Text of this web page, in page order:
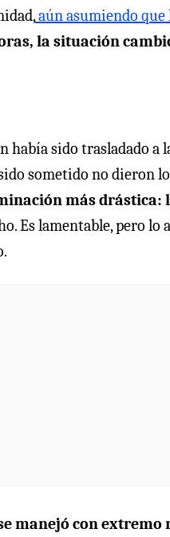
aún asumiendo
la situación
había sido trasladado
sometido no dieron
más
Es lamentable, pero lo
manejó con extremo